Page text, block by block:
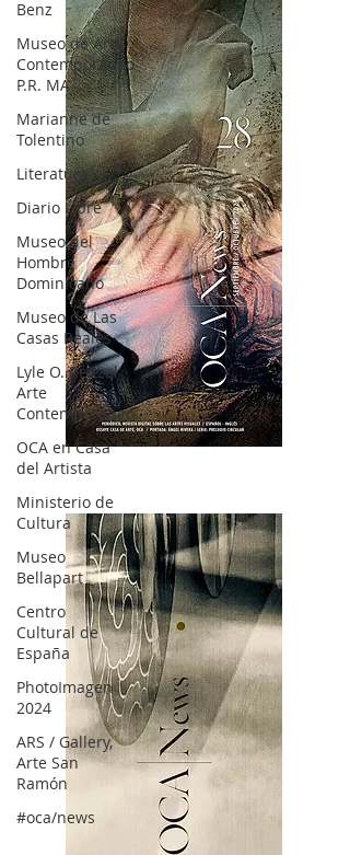
Benz
Museo de Arte
Contemporáneo
P.R. MA
Marianne de
Tolentino
Literatura
Diario Libre
Museo del
Hombre
Dominicano
Museo de Las
Casas Reales
Lyle O. Reitzel
Arte
Contemporáneo
OCA en Casa
del Artista
Ministerio de
Cultura
Museo
Bellapart
Centro
Cultural de
España
PhotoImagen
2024
ARS / Gallery,
Arte San
Ramón
#oca/news
OCA|News 28 / Julio-Agosto-Septiembre, 2023